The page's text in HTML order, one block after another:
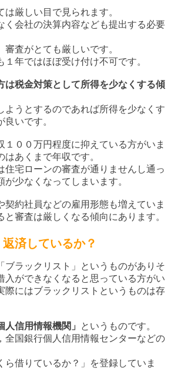
厳しい目で見られます。
く会社の決算内容なども提出する必要
査がとても厳しいです。
年ではほぼ受け付け不可です。
は税金対策として所得を少なくする傾
ようとするのであれば所得を少なくす
いです。
１００万円程度に抑えている方がいま
はあくまで年収です。
住宅ローンの審査が通りませんし通っ
が少なくなってしまいます。
契約社員などの雇用形態も増えていま
と審査は厳しくなる傾向にあります。
済しているか？
ブラックリスト」というものがありそ
入ができなくなると思っている方がい
際にはブラックリストというものは存
人信用情報機関」
というものです。
全国銀行個人信用情報センターなどの
ら借りているか？」を登録していま